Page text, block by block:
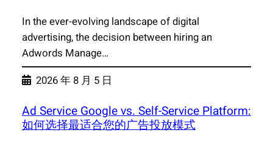
In the ever-evolving landscape of digital
advertising, the decision between hiring an
Adwords Manage…
2026 年 8 月 5 日
Ad Service Google vs. Self-Service Platform:
如何选择最适合您的广告投放模式